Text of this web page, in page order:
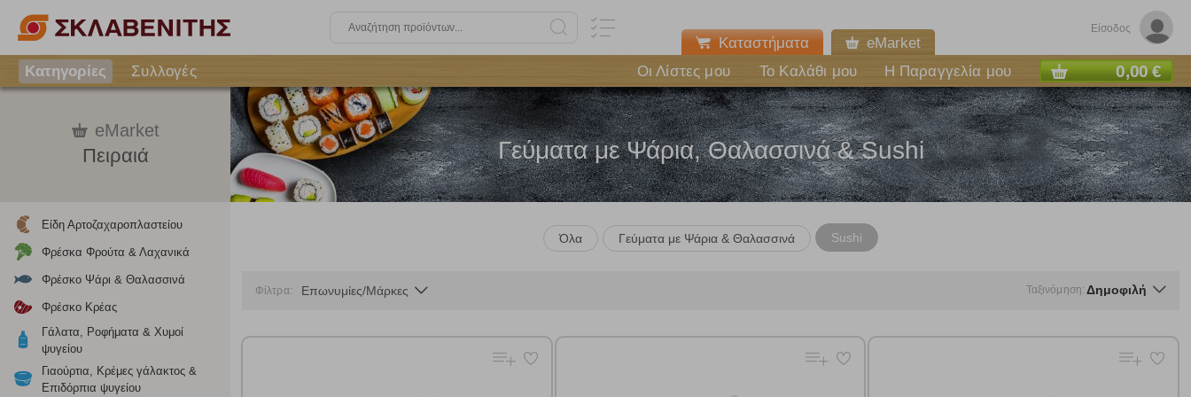
Είσοδος
Καταστήματα
eMarket
Κατηγορίες
Συλλογές Οι Λίστες μου Το Καλάθι μου Η Παραγγελία μου 0,00 €
eMarket
Πειραιά
Είδη Αρτοζαχαροπλαστείου
Φρέσκα Φρούτα & Λαχανικά
Φρέσκο Ψάρι & Θαλασσινά
Φρέσκο Κρέας
Γάλατα, Ροφήματα & Χυμοί
ψυγείου
Γιαούρτια, Κρέμες γάλακτος &
Επιδόρπια ψυγείου
Γεύματα με Ψάρια, Θαλασσινά & Sushi
Όλα Γεύματα με Ψάρια & Θαλασσινά Sushi
Φίλτρα: Επωνυμίες/Μάρκες Ταξινόμηση: Δημοφιλή
Γράψτε τα προϊόντα που επιθυμείτε, με κόμμα ανάμεσά τους, και κάντε
κλικ στο κουμπί "Αναζήτηση". Θα εμφανιστούν αποτελέσματα από
όλες τις Κατηγορίες και για κάθε προϊόν.